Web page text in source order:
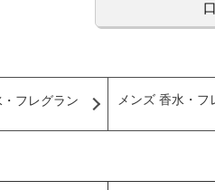
フレグラン
メンズ 香水・フ